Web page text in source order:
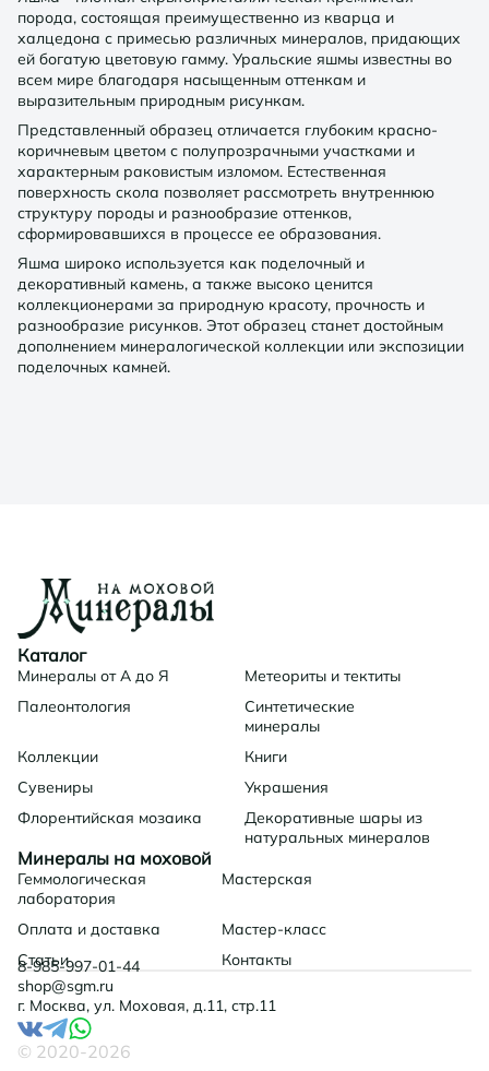
порода, состоящая преимущественно из кварца и
халцедона с примесью различных минералов, придающих
ей богатую цветовую гамму. Уральские яшмы известны во
всем мире благодаря насыщенным оттенкам и
выразительным природным рисункам.
Представленный образец отличается глубоким красно-
коричневым цветом с полупрозрачными участками и
характерным раковистым изломом. Естественная
поверхность скола позволяет рассмотреть внутреннюю
структуру породы и разнообразие оттенков,
сформировавшихся в процессе ее образования.
Яшма широко используется как поделочный и
декоративный камень, а также высоко ценится
коллекционерами за природную красоту, прочность и
разнообразие рисунков. Этот образец станет достойным
дополнением минералогической коллекции или экспозиции
поделочных камней.
Каталог
Минералы от А до Я
Метеориты и тектиты
Палеонтология
Синтетические
минералы
Коллекции
Книги
Сувениры
Украшения
Флорентийская мозаика
Декоративные шары из
натуральных минералов
Минералы на моховой
Геммологическая
лаборатория
Мастерская
Оплата и доставка
Мастер-класс
Статьи
Контакты
© 2020-2026
8-985-997-01-44
shop@sgm.ru
г. Москва, ул. Моховая, д.11, стр.11